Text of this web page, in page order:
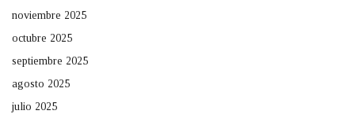
noviembre 2025
octubre 2025
septiembre 2025
agosto 2025
julio 2025